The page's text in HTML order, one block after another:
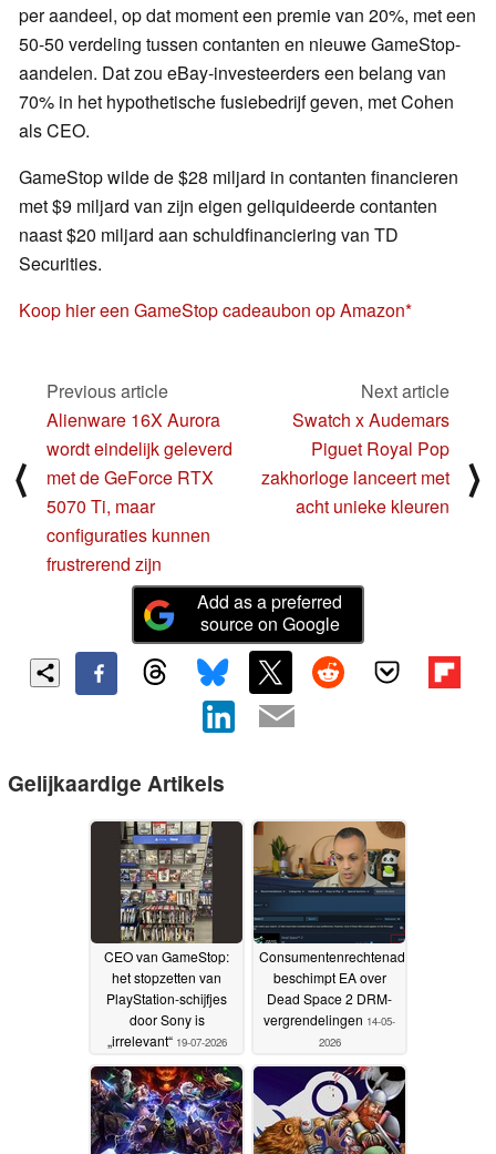
per aandeel, op dat moment een premie van 20%, met een
50-50 verdeling tussen contanten en nieuwe GameStop-
aandelen. Dat zou eBay-investeerders een belang van
70% in het hypothetische fusiebedrijf geven, met Cohen
als CEO.
GameStop wilde de $28 miljard in contanten financieren
met $9 miljard van zijn eigen geliquideerde contanten
naast $20 miljard aan schuldfinanciering van TD
Securities.
Koop hier een GameStop cadeaubon op Amazon
⟨
Previous article
Alienware 16X Aurora
wordt eindelijk geleverd
met de GeForce RTX
5070 Ti, maar
configuraties kunnen
frustrerend zijn
Next article
Swatch x Audemars
Piguet Royal Pop
zakhorloge lanceert met
acht unieke kleuren
⟩
Add as a preferred
source on Google
Gelijkaardige Artikels
CEO van GameStop:
het stopzetten van
PlayStation-schijfjes
door Sony is
„irrelevant“ 19-07-2026
Consumentenrechtenadvocaat
beschimpt EA over
Dead Space 2 DRM-
vergrendelingen 14-05-
2026